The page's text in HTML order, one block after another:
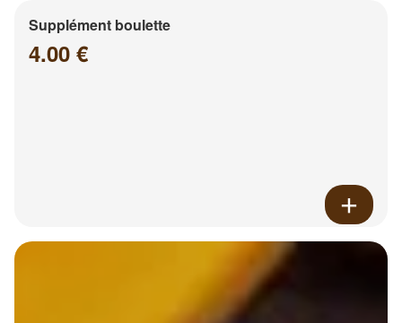
Supplément boulette
4.00 €